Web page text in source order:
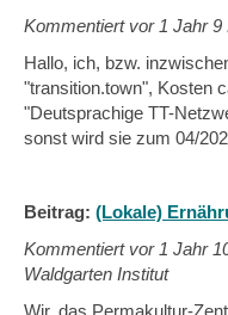
Kommentiert vor 1 Jahr 9
Hallo, ich, bzw.
"transition.town", Kosten
"Deutsprachige TT-
sonst wird sie zum 04/
Beitrag: (Lokale)
Kommentiert vor 1 Jahr
Waldgarten Institut
Wir, das Permakultur-